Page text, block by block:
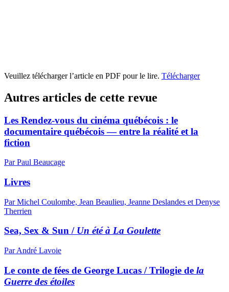
Veuillez télécharger l’article en PDF pour le lire. Télécharger
Autres articles de cette revue
Les Rendez-vous du cinéma québécois : le
documentaire québécois — entre la réalité et la
fiction
Par Paul Beaucage
Livres
Par Michel Coulombe, Jean Beaulieu, Jeanne Deslandes et Denyse
Therrien
Sea, Sex & Sun / Un été à La Goulette
Par André Lavoie
Le conte de fées de George Lucas / Trilogie de la
Guerre des étoiles